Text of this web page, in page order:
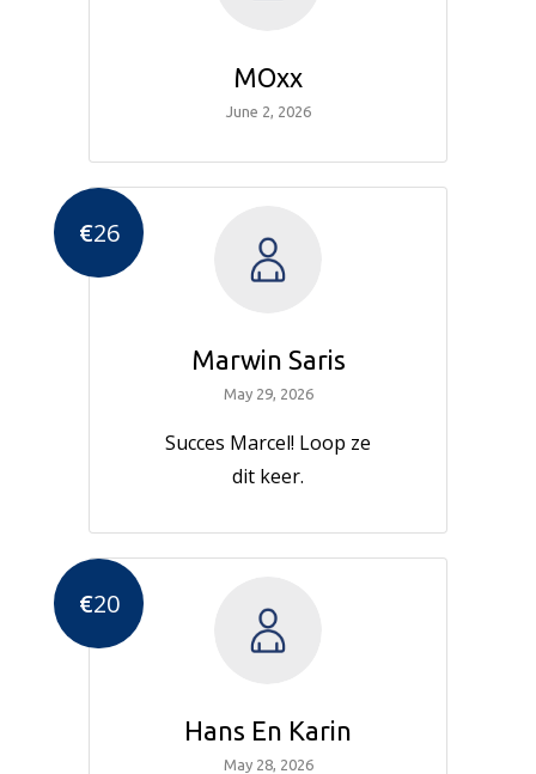
MOxx
June 2, 2026
€26
Marwin Saris
May 29, 2026
Succes Marcel! Loop ze
dit keer.
€20
Hans En Karin
May 28, 2026